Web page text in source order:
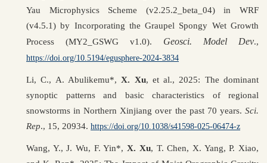
Yau Microphysics Scheme (v2.25.2_beta_04) in WRF
(v4.5.1) by Incorporating the Graupel Spongy Wet Growth
Process (MY2_GSWG v1.0). Geosci. Model Dev.,
https://doi.org/10.5194/egusphere-2024-3834
Li, C., A. Abulikemu*,X. Xu, et al., 2025: The dominant
synoptic patterns and basic characteristics of regional
snowstorms in Northern Xinjiang over the past 70 years. Sci.
Rep., 15, 20934. https://doi.org/10.1038/s41598-025-06474-z
Wang, Y., J. Wu, F. Yin*,X. Xu, T. Chen, X. Yang, P. Xiao,